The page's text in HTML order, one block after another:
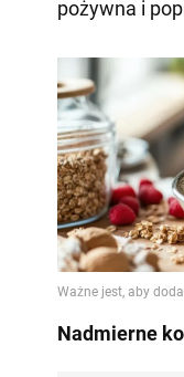
pożywna i
Nadmierne